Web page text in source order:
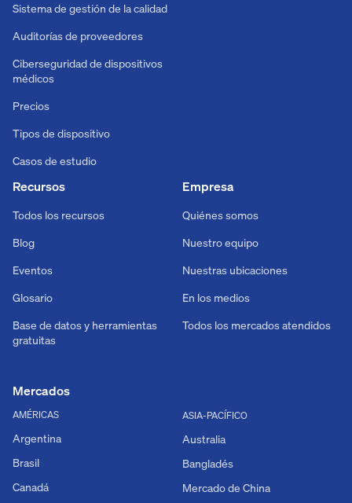
Sistema de gestión de la calidad
Auditorías de proveedores
Ciberseguridad de dispositivos
médicos
Precios
Tipos de dispositivo
Casos de estudio
Recursos
Todos los recursos
Blog
Eventos
Glosario
Base de datos y herramientas
gratuitas
Empresa
Quiénes somos
Nuestro equipo
Nuestras ubicaciones
En los medios
Todos los mercados atendidos
Mercados
AMÉRICAS
Argentina
Brasil
Canadá
ASIA-PACÍFICO
Australia
Bangladés
Mercado de China